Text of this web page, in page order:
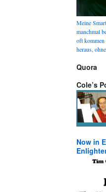
Meine
manchmal
oft
heraus,
Quora
Cole’s
Now in